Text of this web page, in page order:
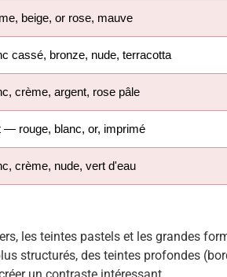
beige, or rose, mauve
cassé, bronze, nude, terracotta
crème, argent, rose pâle
— rouge, blanc, or, imprimé
crème, nude, vert d'eau
les teintes pastels et les grandes
structurés, des teintes profondes
un contraste intéressant.